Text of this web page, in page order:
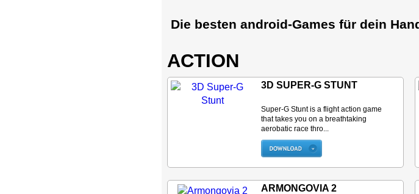
Die besten android-Games für dein
ACTION
3D SUPER-G STUNT
Super-G Stunt is a flight action game
that takes you on a breathtaking
aerobatic race thro...
ARMONGOVIA 2